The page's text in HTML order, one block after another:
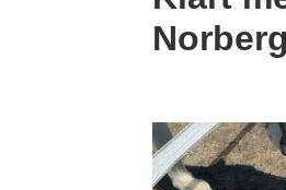
Norberg